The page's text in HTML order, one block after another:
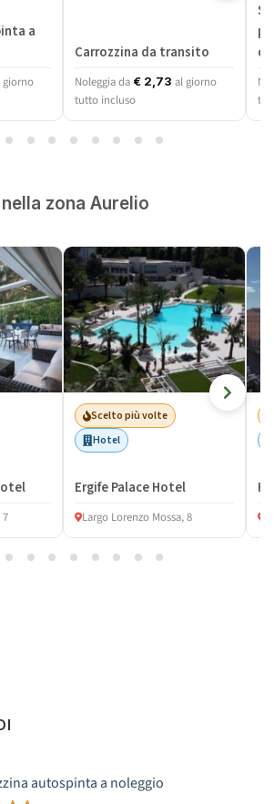
a
giorno
Carrozzina da transito
Noleggia da € 2,73 al giorno
tutto incluso
zona Aurelio
Scelto più volte
Hotel
Ergife Palace Hotel
Largo Lorenzo Mossa, 8
autospinta a noleggio